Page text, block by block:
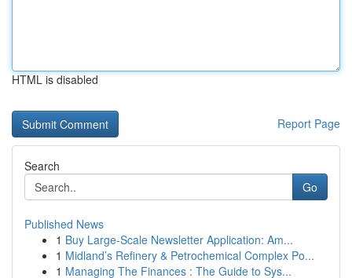
HTML is disabled
Report Page
Search
Go
Published News
1 Buy Large-Scale Newsletter Application: Am...
1 Midland’s Refinery & Petrochemical Complex Po...
1 Managing The Finances : The Guide to Sys...